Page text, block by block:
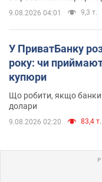
9.08.2026 04:01 9,3 т.
У ПриватБанку
року: чи
купюри
Що робити, якщо банки
долари
9.08.2026 02:20 83,4 т.